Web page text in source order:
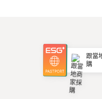
跟當
購